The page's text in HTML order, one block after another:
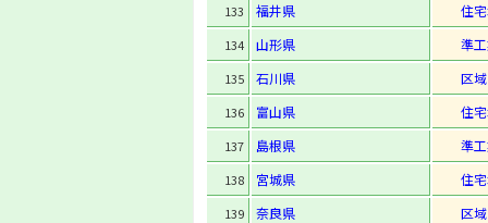
133 福井県 住
134 山形県 準
135 石川県 区
136 富山県 住
137 島根県 準
138 宮城県 住
139 奈良県 区